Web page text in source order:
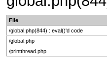
File
/global.php(844) : eval()'d code
/global.php
/printthread.php